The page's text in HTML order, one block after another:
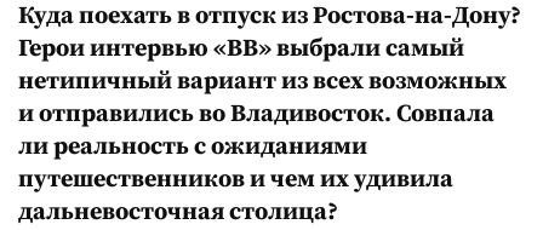
Куда поехать в отпуск из Ростова-на-Дону?
Герои интервью «ВВ» выбрали самый
нетипичный вариант из всех возможных
и отправились во Владивосток. Совпала
ли реальность с ожиданиями
путешественников и чем их удивила
дальневосточная столица?